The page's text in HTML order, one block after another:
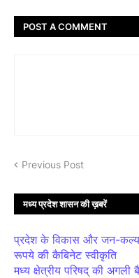
POST A COMMENT
Previous Post
मध्य प्रदेश शासन की ख़बरें
प्रदेश के विकास और जन-
रूपये की कैबिनेट स्वीकृति
मध्य क्षेत्रीय परिषद् की